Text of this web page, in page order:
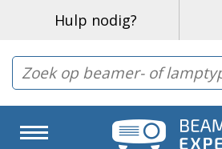
Hulp nodig?